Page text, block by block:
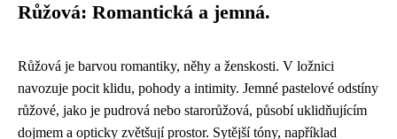
Růžová: Romantická a jemná.
Růžová je barvou romantiky, něhy a ženskosti. V ložnici
navozuje pocit klidu, pohody a intimity. Jemné pastelové odstíny
růžové, jako je pudrová nebo starorůžová, působí uklidňujícím
dojmem a opticky zvětšují prostor. Sytější tóny, například